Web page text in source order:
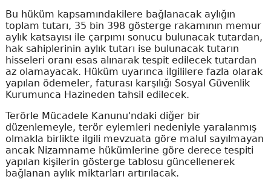
Bu hüküm kapsamındakilere bağlanacak aylığın
toplam tutarı, 35 bin 398 gösterge rakamının memur
aylık katsayısı ile çarpımı sonucu bulunacak tutardan,
hak sahiplerinin aylık tutarı ise bulunacak tutarın
hisseleri oranı esas alınarak tespit edilecek tutardan
az olamayacak. Hüküm uyarınca ilgililere fazla olarak
yapılan ödemeler, faturası karşılığı Sosyal Güvenlik
Kurumunca Hazineden tahsil edilecek.
Terörle Mücadele Kanunu'ndaki diğer bir
düzenlemeyle, terör eylemleri nedeniyle yaralanmış
olmakla birlikte ilgili mevzuata göre malul sayılmayan
ancak Nizamname hükümlerine göre derece tespiti
yapılan kişilerin gösterge tablosu güncellenerek
bağlanan aylık miktarları artırılacak.